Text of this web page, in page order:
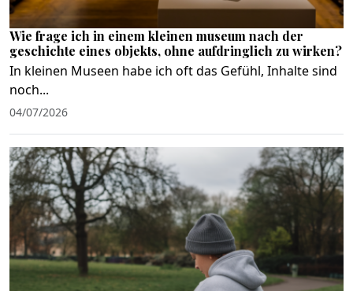
Wie frage ich in einem kleinen museum nach der
geschichte eines objekts, ohne aufdringlich zu wirken?
In kleinen Museen habe ich oft das Gefühl, Inhalte sind
noch...
04/07/2026